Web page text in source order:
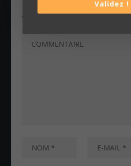
Les champs obligatoires
avec*
Validez !